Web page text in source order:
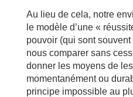
Au lieu de cela, notre
le modèle d’une «
pouvoir (qui sont
nous comparer sans
donner les moyens de
momentanément ou
principe impossible au